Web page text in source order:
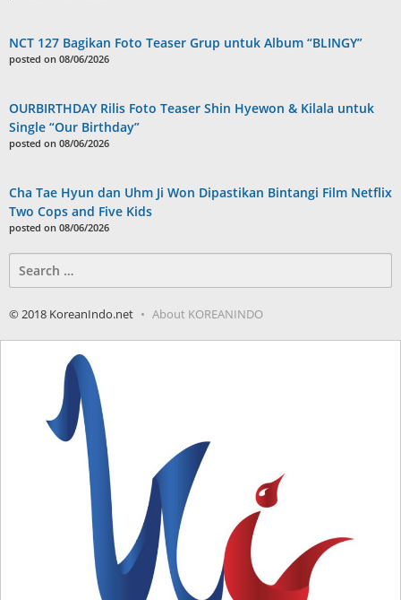
NCT 127 Bagikan Foto Teaser Grup untuk Album “BLINGY”
posted on 08/06/2026
OURBIRTHDAY Rilis Foto Teaser Shin Hyewon & Kilala untuk
Single “Our Birthday”
posted on 08/06/2026
Cha Tae Hyun dan Uhm Ji Won Dipastikan Bintangi Film Netflix
Two Cops and Five Kids
posted on 08/06/2026
for:
© 2018 KoreanIndo.net About KOREANINDO